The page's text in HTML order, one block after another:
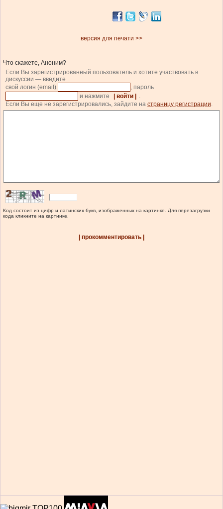
версия для печати >>
Что скажете, Аноним?
Если Вы зарегистрированный пользователь и хотите участвовать в
дискуссии — введите
свой логин (email)
, пароль
и нажмите
| войти |
.
Если Вы еще не зарегистрировались, зайдите на страницу регистрации.
Код состоит из цифр и латинских букв, изображенных на картинке. Для перезагрузки
кода кликните на картинке.
| прокомментировать |